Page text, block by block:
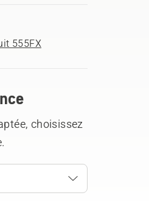
555FX
choisissez